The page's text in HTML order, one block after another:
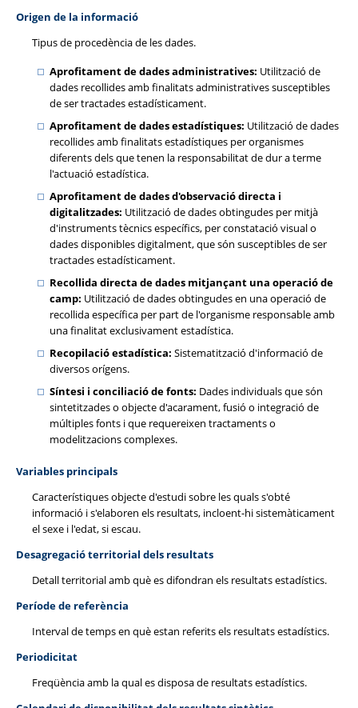
Origen de la informació
Tipus de procedència de les dades.
Aprofitament de dades administratives: Utilització de
dades recollides amb finalitats administratives susceptibles
de ser tractades estadísticament.
Aprofitament de dades estadístiques: Utilització de dades
recollides amb finalitats estadístiques per organismes
diferents dels que tenen la responsabilitat de dur a terme
l'actuació estadística.
Aprofitament de dades d'observació directa i
digitalitzades: Utilització de dades obtingudes per mitjà
d'instruments tècnics específics, per constatació visual o
dades disponibles digitalment, que són susceptibles de ser
tractades estadísticament.
Recollida directa de dades mitjançant una operació de
camp: Utilització de dades obtingudes en una operació de
recollida específica per part de l'organisme responsable amb
una finalitat exclusivament estadística.
Recopilació estadística: Sistematització d'informació de
diversos orígens.
Síntesi i conciliació de fonts: Dades individuals que són
sintetitzades o objecte d'acarament, fusió o integració de
múltiples fonts i que requereixen tractaments o
modelitzacions complexes.
Variables principals
Característiques objecte d'estudi sobre les quals s'obté
informació i s'elaboren els resultats, incloent-hi sistemàticament
el sexe i l'edat, si escau.
Desagregació territorial dels resultats
Detall territorial amb què es difondran els resultats estadístics.
Període de referència
Interval de temps en què estan referits els resultats estadístics.
Periodicitat
Freqüència amb la qual es disposa de resultats estadístics.